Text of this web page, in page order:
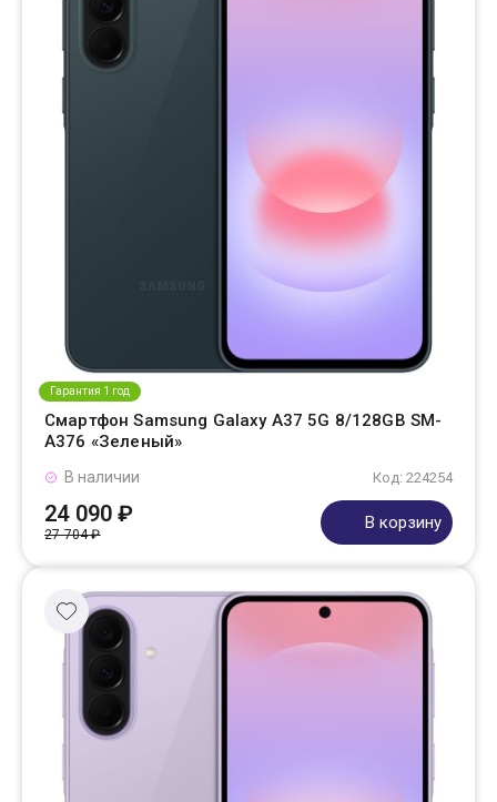
Гарантия 1 год
Смартфон Samsung Galaxy A37 5G 8/128GB SM-
A376 «Зеленый»
Код: 224254
В наличии
24 090 ₽
27 704 ₽
В корзину